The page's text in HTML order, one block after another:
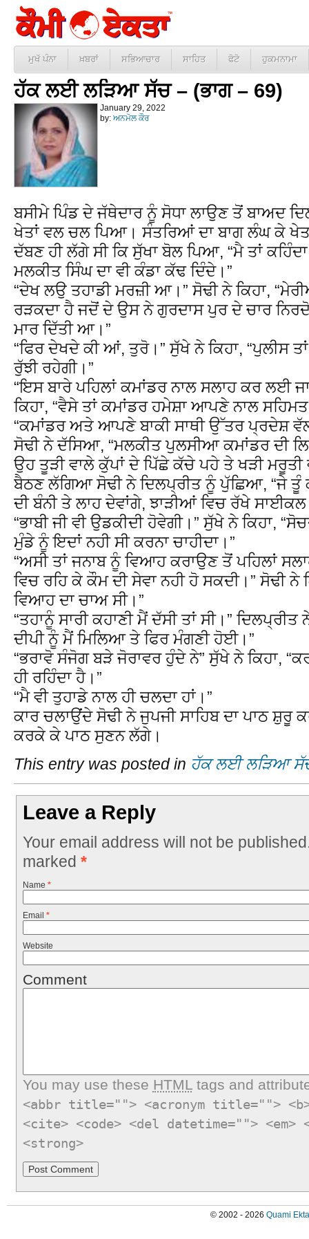
ਮੁਖੱ ਪੰਨਾ ਖ਼ਬਰਾਂ ਸਭਿਆਚਾਰ ਸਾਹਿਤ ਫੋਟੋ ਹੁਕਮਨਾਮਾ
ਹੱਕ ਲਈ ਲੜਿਆ ਸੱਚ – (ਭਾਗ – 69)
January 29, 2022
by: ਅਨਮੋਲ ਕੌਰ
ਬਸੀਮੇ ਪਿੰਡ ਦੇ ਜੱਥੇਦਾਰ ਨੂੰ ਸੋਧਾ ਲਾਉਣ ਤੋਂ ਬਾਅਦ
ਖੇਤਾਂ ਵਲ ਚਲ ਪਿਆ। ਸੰਤਰਿਆਂ ਦਾ ਬਾਗ ਲੰਘ ਕੇ
ਦੱਬਣ ਹੀ ਲੱਗੇ ਸੀ ਕਿ ਸੁੱਖਾ ਬੋਲ ਪਿਆ, “ਮੈ ਤਾਂ
ਮਲਕੀਤ ਸਿੰਘ ਦਾ ਵੀ ਕੰਡਾ ਕੱਢ ਦਿੰਦੇ।”
“ਦੇਖ ਲਉ ਤਹਾਡੀ ਮਰਜ਼ੀ ਆ।” ਸੋਢੀ ਨੇ ਕਿਹਾ,
ਰੜਕਦਾ ਹੈ ਜਦੋਂ ਦੇ ਉਸ ਨੇ ਗੁਰਦਾਸ ਪੁਰ ਦੇ ਚਾਰ
ਮਾਰ ਦਿੱਤੀ ਆ।”
“ਫਿਰ ਦੇਖਦੇ ਕੀ ਆਂ, ਤੁਰੋ।” ਸੁੱਖੇ ਨੇ ਕਿਹਾ, “ਪੁਲੀਸ
ਰੁੱਝੀ ਰਹੇਗੀ।”
“ਇਸ ਬਾਰੇ ਪਹਿਲਾਂ ਕਮਾਂਡਰ ਨਾਲ ਸਲਾਹ ਕਰ ਲਈ
ਕਿਹਾ, “ਵੈਸੇ ਤਾਂ ਕਮਾਂਡਰ ਹਮੇਸ਼ਾ ਆਪਣੇ ਨਾਲ ਸਹਿਮਤ
“ਕਮਾਂਡਰ ਅਤੇ ਆਪਣੇ ਬਾਕੀ ਸਾਥੀ ਉੱਤਰ ਪ੍ਰਦੇਸ਼
ਸੋਢੀ ਨੇ ਦੱਸਿਆ, “ਮਲਕੀਤ ਪੁਲਸੀਆ ਕਮਾਂਡਰ ਦੀ
ਉਹ ਤੂੜੀ ਵਾਲੇ ਕੁੱਪਾਂ ਦੇ ਪਿੱਛੇ ਕੱਚੇ ਪਹੇ ਤੇ ਖੜੀ
ਬੈਠਣ ਲੱਗਿਆ ਸੋਢੀ ਨੇ ਦਿਲਪ੍ਰੀਤ ਨੂੰ ਪੁੱਛਿਆ, “ਜੇ ਤੂੰ
ਦੀ ਬੰਨੀ ਤੇ ਲਾਹ ਦੇਵਾਂਗੇ, ਝਾੜੀਆਂ ਵਿਚ ਰੱਖੇ
“ਭਾਬੀ ਜੀ ਵੀ ਉਡਕੀਦੀ ਹੋਵੇਗੀ।” ਸੁੱਖੇ ਨੇ ਕਿਹਾ,
ਮੁੰਡੇ ਨੂੰ ਇਦਾਂ ਨਹੀ ਸੀ ਕਰਨਾ ਚਾਹੀਦਾ।”
“ਅਸੀ ਤਾਂ ਜਨਾਬ ਨੂੰ ਵਿਆਹ ਕਰਾਉਣ ਤੋਂ ਪਹਿਲਾਂ
ਵਿਚ ਰਹਿ ਕੇ ਕੌਮ ਦੀ ਸੇਵਾ ਨਹੀ ਹੋ ਸਕਦੀ।” ਸੋਢੀ ਨੇ
ਵਿਆਹ ਦਾ ਚਾਅ ਸੀ।”
“ਤਹਾਨੂੰ ਸਾਰੀ ਕਹਾਣੀ ਮੈਂ ਦੱਸੀ ਤਾਂ ਸੀ।”
ਦੀਪੀ ਨੂੰ ਮੈਂ ਮਿਲਿਆ ਤੇ ਫਿਰ ਮੰਗਣੀ ਹੋਈ।”
“ਭਰਾਵੋ ਸੰਜੋਗ ਬੜੇ ਜੋਰਾਵਰ ਹੁੰਦੇ ਨੇ” ਸੁੱਖੇ ਨੇ ਕਿਹਾ,
ਹੀ ਰਹਿੰਦਾ ਹੈ।”
“ਮੈ ਵੀ ਤੁਹਾਡੇ ਨਾਲ ਹੀ ਚਲਦਾ ਹਾਂ।”
ਕਾਰ ਚਲਾਉਂਦੇ ਸੋਢੀ ਨੇ ਜੁਪਜੀ ਸਾਹਿਬ ਦਾ ਪਾਠ ਸ਼ੁਰੂ
ਕਰਕੇ ਕੇ ਪਾਠ ਸੁਣਨ ਲੱਗੇ।
This entry was posted in ਹੱਕ ਲਈ ਲੜਿਆ
Leave a Reply
Your email address will not be
marked *
Name *
Email *
Website
Comment
You may use these HTMLtags and
<abbr title=""> <acronym title="">
<cite> <code> <del datetime="">
<strong>
© 2002 - 2026 Quami